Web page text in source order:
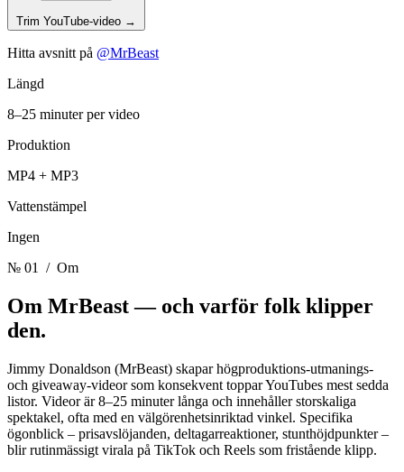
Trim YouTube-video →
Hitta avsnitt på @MrBeast
Längd
8–25 minuter per video
Produktion
MP4 + MP3
Vattenstämpel
Ingen
№ 01
/ Om
Om MrBeast — och varför folk klipper
den.
Jimmy Donaldson (MrBeast) skapar högproduktions-utmanings-
och giveaway-videor som konsekvent toppar YouTubes mest sedda
listor. Videor är 8–25 minuter långa och innehåller storskaliga
spektakel, ofta med en välgörenhetsinriktad vinkel. Specifika
ögonblick – prisavslöjanden, deltagarreaktioner, stunthöjdpunkter –
blir rutinmässigt virala på TikTok och Reels som fristående klipp.